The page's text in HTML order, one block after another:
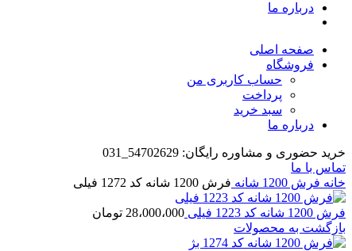
درباره ما
صفحه اصلی
فروشگاه
حساب کاربری من
پرداخت
سبد خرید
درباره ما
خرید حضوری و مشاوره رایگان: 54702629_031
تماس با ما
خانه فرش 1200 شانه فرش 1200 شانه کد 1272 فیلی
فرش 1200 شانه کد 1223 فیلی 28،000،000 تومان
بازگشت به محصولات